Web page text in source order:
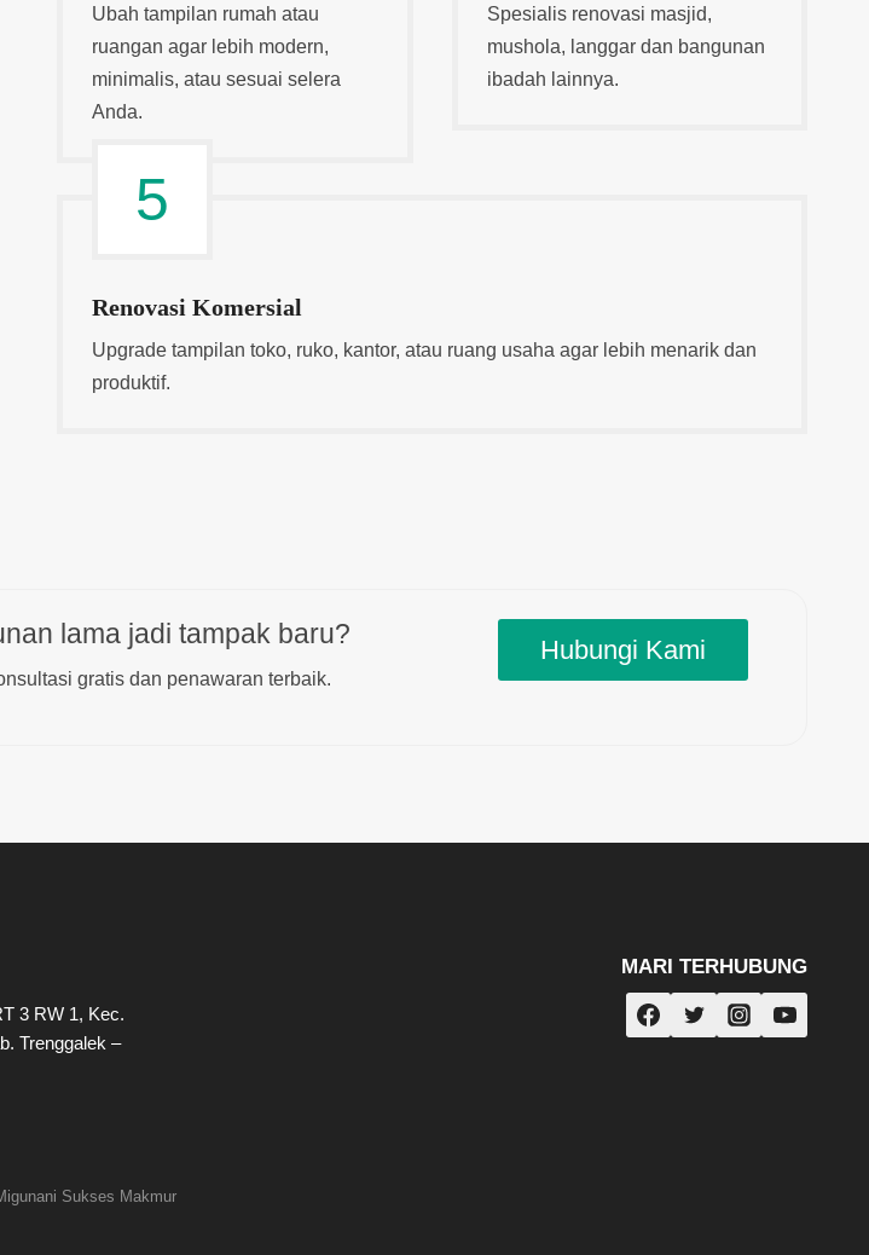
Ubah tampilan rumah atau
ruangan agar lebih modern,
minimalis, atau sesuai selera
Anda.
Spesialis renovasi masjid,
mushola, langgar dan bangunan
ibadah lainnya.
5
Renovasi Komersial
Upgrade tampilan toko, ruko, kantor, atau ruang usaha agar lebih menarik dan
produktif.
lama jadi tampak baru?
gratis dan penawaran terbaik.
Hubungi Kami
3 RW 1, Kec.
Trenggalek –
MARI TERHUBUNG
Sukses Makmur